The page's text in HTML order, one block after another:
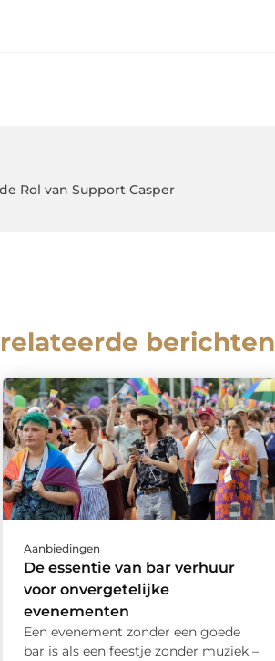
Rol van Support Casper
berichten
Aanbiedingen
De essentie van bar verhuur
voor onvergetelijke
evenementen
Een evenement zonder een goede
bar is als een feestje zonder muziek –